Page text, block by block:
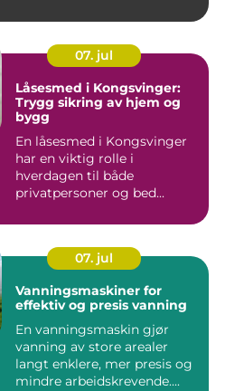
07. jul
Låsesmed i Kongsvinger:
Trygg sikring av hjem og
bygg
En låsesmed i Kongsvinger
har en viktig rolle i
hverdagen til både
privatpersoner og bed...
07. jul
Vanningsmaskiner for
effektiv og presis vanning
En vanningsmaskin gjør
vanning av store arealer
langt enklere, mer presis og
mindre arbeidskrevende....